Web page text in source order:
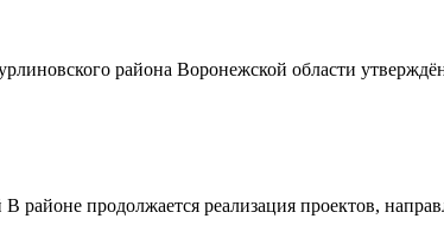
района Воронежской области
продолжается реализация проектов,